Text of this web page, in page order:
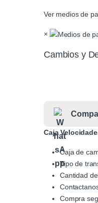
Ver medios de
×
Cambios y
Caja
Caja de
Tipo de
Cantidad
Compra